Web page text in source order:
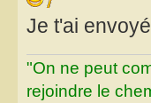
Je t'ai
"On ne peut
rejoindre le